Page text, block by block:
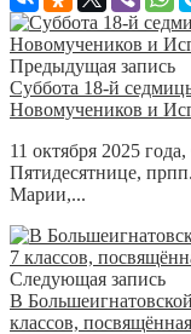
Предыдущая запись
Суббота 18-й
Новомучеников и
11 октября 2025
Пятидесятнице,
Марии,...
Следующая запись
В
классов,